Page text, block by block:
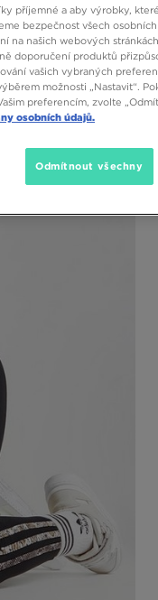
příjemné a aby výrobky,
bezpečnost všech osobních
na našich webových
doporučení produktů
vašich vybraných
možnosti „Nastavit“.
preferencím, zvolte
osobních údajů.
Odmítnout všechny